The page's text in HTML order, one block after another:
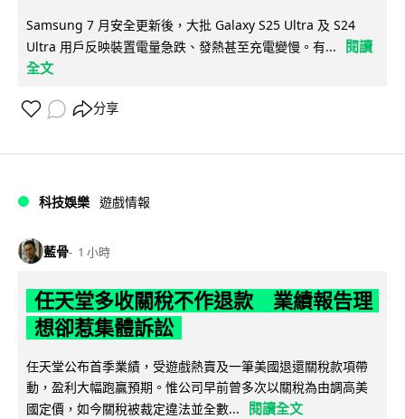
Samsung 7 月安全更新後，大批 Galaxy S25 Ultra 及 S24
Ultra 用戶反映裝置電量急跌、發熱甚至充電變慢。有...
閱讀
全文
分享
科技娛樂 遊戲情報
藍骨 1 小時
任天堂多收關稅不作退款 業績報告理
想卻惹集體訴訟
任天堂公布首季業績，受遊戲熱賣及一筆美國退還關稅款項帶
動，盈利大幅跑贏預期。惟公司早前曾多次以關稅為由調高美
國定價，如今關稅被裁定違法並全數...
閱讀全文